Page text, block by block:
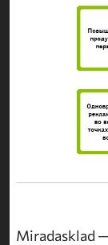
Miradasklad